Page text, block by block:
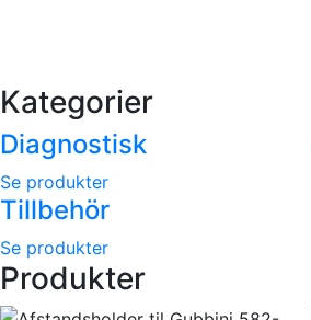
Kategorier
Diagnostisk
Se produkter
Tillbehör
Se produkter
Produkter